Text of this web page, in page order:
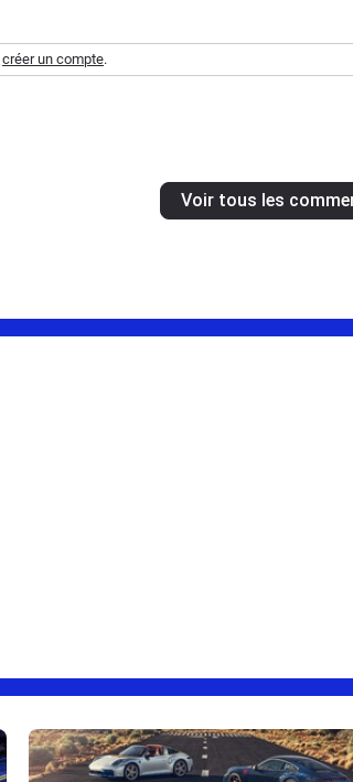
créer un compte.
Voir tous les